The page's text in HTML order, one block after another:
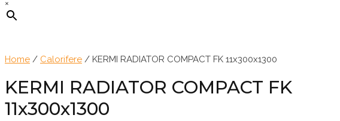
×
Home / Calorifere / KERMI RADIATOR COMPACT FK 11x300x1300
KERMI RADIATOR COMPACT FK
11x300x1300